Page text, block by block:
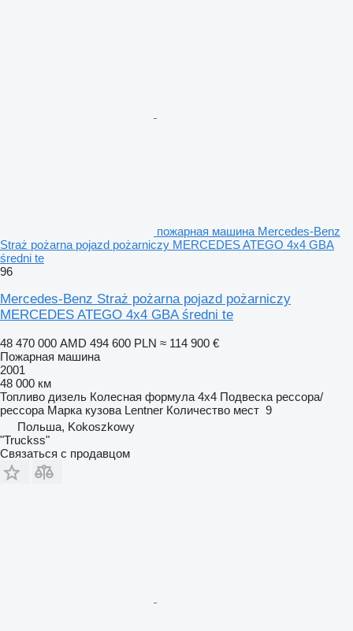
пожарная машина Mercedes-Benz
Straż pożarna pojazd pożarniczy MERCEDES ATEGO 4x4 GBA
średni te
96
Mercedes-Benz Straż pożarna pojazd pożarniczy
MERCEDES ATEGO 4x4 GBA średni te
48 470 000 AMD 494 600 PLN ≈ 114 900 €
Пожарная машина
2001
48 000 км
Топливо дизель Колесная формула 4x4 Подвеска рессора/
рессора Марка кузова Lentner Количество мест 9
Польша, Kokoszkowy
"Truckss"
Связаться с продавцом